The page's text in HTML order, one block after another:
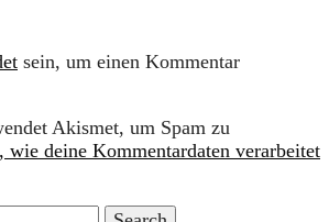
sein, um einen Kommentar
Akismet, um Spam zu
wie deine Kommentardaten verarbeitet